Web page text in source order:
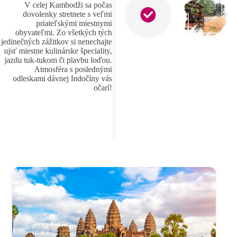
V celej Kambodži sa počas
dovolenky stretnete s veľmi
priateľskými miestnymi
obyvateľmi. Zo všetkých tých
jedinečných zážitkov si nenechajte
ujsť miestne kulinárske špeciality,
jazdu tuk-tukom či plavbu loďou.
Atmosféra s poslednými
odleskami dávnej Indočíny vás
očarí!